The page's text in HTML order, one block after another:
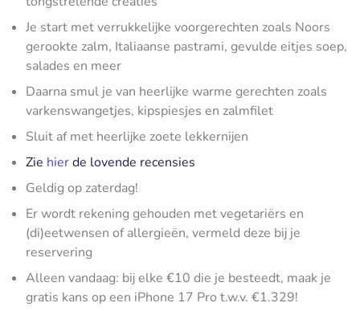
Je start met verrukkelijke voorgerechten zoals Noors
gerookte zalm, Italiaanse pastrami, gevulde eitjes soep,
salades en meer
Daarna smul je van heerlijke warme gerechten zoals
varkenswangetjes, kipspiesjes en zalmfilet
Sluit af met heerlijke zoete lekkernijen
Zie hierde lovende recensies
Geldig op zaterdag!
Er wordt rekening gehouden met vegetariërs en
(di)eetwensen of allergieën, vermeld deze bij je
reservering
Alleen vandaag: bij elke €10 die je besteedt, maak je
gratis kans op een iPhone 17 Pro t.w.v. €1.329!